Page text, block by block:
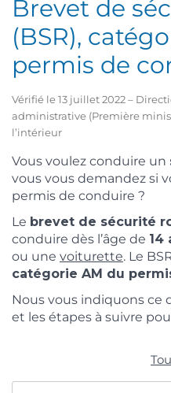
Brevet de
(BSR),
permis de
Vérifié le 13 juillet 2022 –
administrative (Première
l’intérieur
Vous voulez conduire un
vous vous demandez si
permis de conduire ?
Le brevet de sécurité
conduire dès l’âge de 14
ou une voiturette. Le
catégorie AM du
Nous vous indiquons ce
et les étapes à suivre